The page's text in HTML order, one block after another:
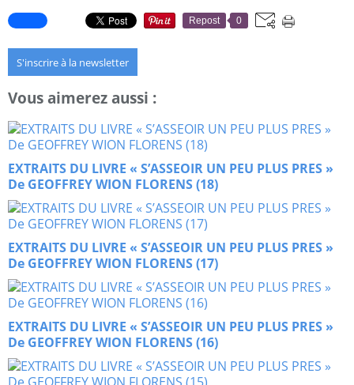
Repost 0
S'inscrire à la newsletter
Vous aimerez aussi :
EXTRAITS DU LIVRE « S’ASSEOIR UN PEU PLUS PRES »
De GEOFFREY WION FLORENS (18)
EXTRAITS DU LIVRE « S’ASSEOIR UN PEU PLUS PRES »
De GEOFFREY WION FLORENS (17)
EXTRAITS DU LIVRE « S’ASSEOIR UN PEU PLUS PRES »
De GEOFFREY WION FLORENS (16)